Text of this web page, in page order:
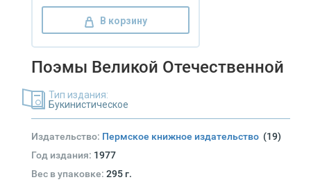
В корзину
Поэмы Великой Отечественной
Тип издания:
Букинистическое
Издательство: Пермское книжное издательство (19)
Год издания: 1977
Вес в упаковке: 295 г.